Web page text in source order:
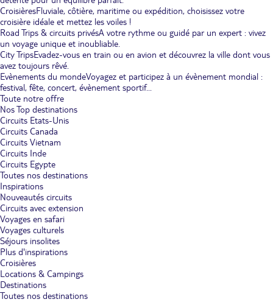
CroisièresFluviale, côtière, maritime ou expédition, choisissez votre
croisière idéale et mettez les voiles !
Road Trips & circuits privésA votre rythme ou guidé par un expert : vivez
un voyage unique et inoubliable.
City TripsEvadez-vous en train ou en avion et découvrez la ville dont vous
avez toujours rêvé.
Evènements du mondeVoyagez et participez à un évènement mondial :
festival, fête, concert, évènement sportif...
Toute notre offre
Nos Top destinations
Circuits Etats-Unis
Circuits Canada
Circuits Vietnam
Circuits Inde
Circuits Egypte
Toutes nos destinations
Inspirations
Nouveautés circuits
Circuits avec extension
Voyages en safari
Voyages culturels
Séjours insolites
Plus d'inspirations
Croisières
Locations & Campings
Destinations
Toutes nos destinations